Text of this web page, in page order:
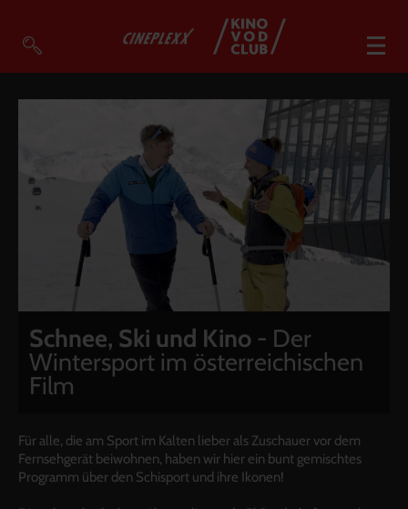
VOD Empfehlungen
So geht’s
Filmpakete
Gutscheine
Account
Warenkorb
Suche
Schnee, Ski und Kino - Der
Wintersport im österreichischen
Film
Für alle, die am Sport im Kalten lieber als Zuschauer vor dem
Fernsehgerät beiwohnen, haben wir hier ein bunt gemischtes
Programm über den Schisport und ihre Ikonen!